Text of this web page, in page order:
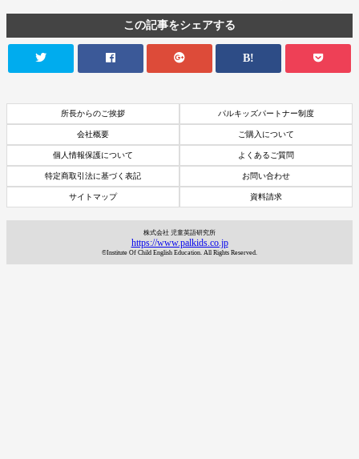
この記事をシェアする
B!
所長からのご挨拶 パルキッズパートナー制度
会社概要 ご購入について
個人情報保護について よくあるご質問
特定商取引法に基づく表記 お問い合わせ
サイトマップ 資料請求
株式会社 児童英語研究所
https://www.palkids.co.jp
©Institute Of Child English Education. All Rights Reserved.